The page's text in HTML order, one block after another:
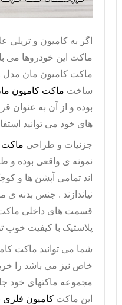
اگر به کامیون و تریلی
ماکت این خودروها می
ماکت کامیون مان مدل
ساخت ماکت کامیون
بوده و از آن به عنوان
های خود می توانید
جزئیات و طراحی ماکت
نمونه ی واقعی بوده و
اند تمامی آپشن ها و
نیاندازند . جنس بدنه ی
قسمت های داخلی
پلاستیک با کیفیت
شما می توانید ماکت
خاص نیز می باشد را
مجموعه ماکتهای خود
این ماکت کامیون فلزی